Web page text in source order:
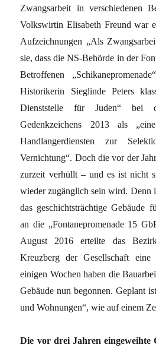
Zwangsarbeit in verschiedenen
Volkswirtin Elisabeth Freund war
Aufzeichnungen „Als
sie, dass die NS-Behörde in der
Betroffenen
Historikerin Sieglinde Peters
Dienststelle für Juden“ bei
Gedenkzeichens 2013 als
Handlangerdiensten zur
Vernichtung“. Doch die vor der
zurzeit verhüllt – und es ist nicht
wieder zugänglich sein wird. Denn
das geschichtsträchtige Gebäude
an die „Fontanepromenade 15
August 2016 erteilte das
Kreuzberg der Gesellschaft eine
einigen Wochen haben die
Gebäude nun begonnen. Geplant
und Wohnungen“, wie auf einem
Die vor drei Jahren eingeweihte